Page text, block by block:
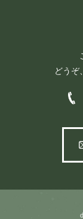
どうぞ